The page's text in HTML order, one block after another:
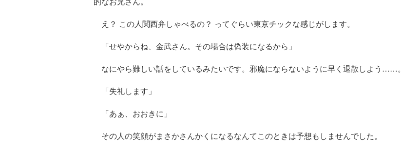
的なお兄さん。
え？ この人関西弁しゃべるの？ ってぐらい東京チックな感じがします。
「せやからね、金武さん。その場合は偽装になるから」
なにやら難しい話をしているみたいです。邪魔にならないように早く退散しよう……。
「失礼します」
「あぁ、おおきに」
その人の笑顔がまさかさんかくになるなんてこのときは予想もしませんでした。